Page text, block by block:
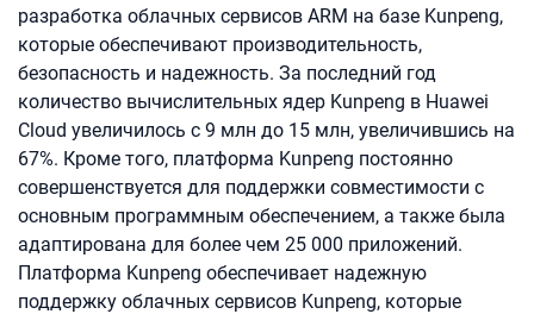
разработка облачных сервисов ARM на базе Kunpeng,
которые обеспечивают производительность,
безопасность и надежность. За последний год
количество вычислительных ядер Kunpeng в Huawei
Cloud увеличилось с 9 млн до 15 млн, увеличившись на
67%. Кроме того, платформа Kunpeng постоянно
совершенствуется для поддержки совместимости с
основным программным обеспечением, а также была
адаптирована для более чем 25 000 приложений.
Платформа Kunpeng обеспечивает надежную
поддержку облачных сервисов Kunpeng, которые